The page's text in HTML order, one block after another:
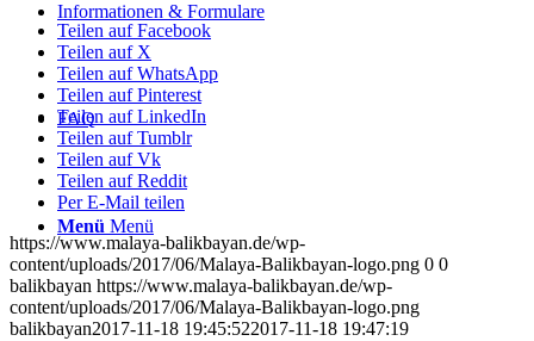
Informationen & Formulare
FAQ
Menü Menü
Teilen auf Facebook
Teilen auf X
Teilen auf WhatsApp
Teilen auf Pinterest
Teilen auf LinkedIn
Teilen auf Tumblr
Teilen auf Vk
Teilen auf Reddit
Per E-Mail teilen
https://www.malaya-balikbayan.de/wp-
content/uploads/2017/06/Malaya-Balikbayan-logo.png 0 0
balikbayan https://www.malaya-balikbayan.de/wp-
content/uploads/2017/06/Malaya-Balikbayan-logo.png
balikbayan2017-11-18 19:45:522017-11-18 19:47:19